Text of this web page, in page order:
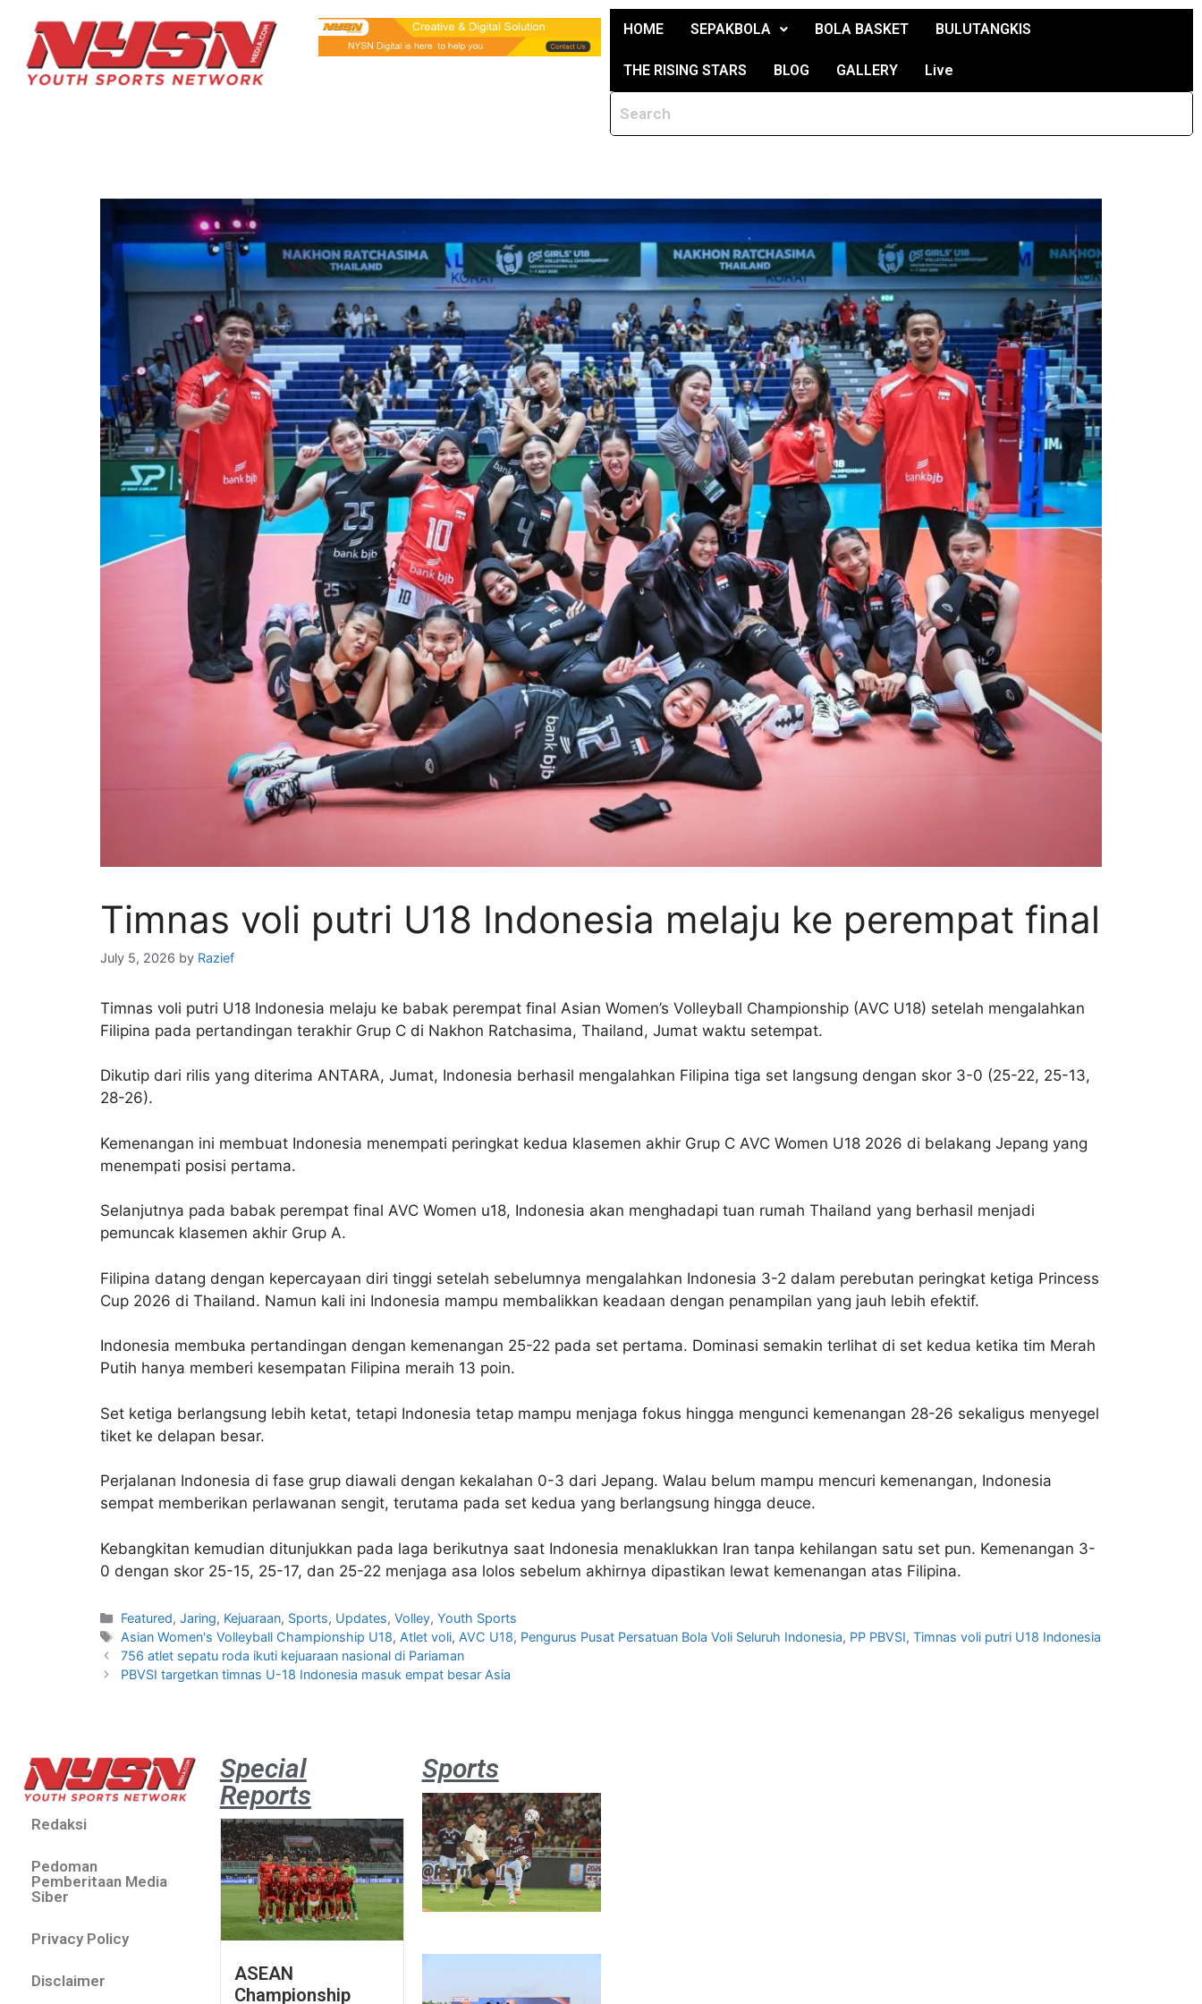
HOME SEPAKBOLA BOLA BASKET BULUTANGKIS
THE RISING STARS BLOG GALLERY Live
Timnas voli putri U18 Indonesia melaju ke perempat final
July 5, 2026 by Razief
Timnas voli putri U18 Indonesia melaju ke babak perempat final Asian Women’s Volleyball Championship (AVC U18) setelah mengalahkan
Filipina pada pertandingan terakhir Grup C di Nakhon Ratchasima, Thailand, Jumat waktu setempat.
Dikutip dari rilis yang diterima ANTARA, Jumat, Indonesia berhasil mengalahkan Filipina tiga set langsung dengan skor 3-0 (25-22, 25-13,
28-26).
Kemenangan ini membuat Indonesia menempati peringkat kedua klasemen akhir Grup C AVC Women U18 2026 di belakang Jepang yang
menempati posisi pertama.
Selanjutnya pada babak perempat final AVC Women u18, Indonesia akan menghadapi tuan rumah Thailand yang berhasil menjadi
pemuncak klasemen akhir Grup A.
Filipina datang dengan kepercayaan diri tinggi setelah sebelumnya mengalahkan Indonesia 3-2 dalam perebutan peringkat ketiga Princess
Cup 2026 di Thailand. Namun kali ini Indonesia mampu membalikkan keadaan dengan penampilan yang jauh lebih efektif.
Indonesia membuka pertandingan dengan kemenangan 25-22 pada set pertama. Dominasi semakin terlihat di set kedua ketika tim Merah
Putih hanya memberi kesempatan Filipina meraih 13 poin.
Set ketiga berlangsung lebih ketat, tetapi Indonesia tetap mampu menjaga fokus hingga mengunci kemenangan 28-26 sekaligus menyegel
tiket ke delapan besar.
Perjalanan Indonesia di fase grup diawali dengan kekalahan 0-3 dari Jepang. Walau belum mampu mencuri kemenangan, Indonesia
sempat memberikan perlawanan sengit, terutama pada set kedua yang berlangsung hingga deuce.
Kebangkitan kemudian ditunjukkan pada laga berikutnya saat Indonesia menaklukkan Iran tanpa kehilangan satu set pun. Kemenangan 3-
0 dengan skor 25-15, 25-17, dan 25-22 menjaga asa lolos sebelum akhirnya dipastikan lewat kemenangan atas Filipina.
Featured,Jaring, Kejuaraan, Sports, Updates,Volley,Youth Sports
Asian Women's Volleyball Championship U18, Atlet voli, AVC U18, Pengurus Pusat Persatuan Bola Voli Seluruh Indonesia, PP PBVSI,Timnas voli putri U18 Indonesia
756 atlet sepatu roda ikuti kejuaraan nasional di Pariaman
PBVSI targetkan timnas U-18 Indonesia masuk empat besar Asia
Redaksi
Pedoman
Pemberitaan Media
Siber
Privacy Policy
Disclaimer
Special
Reports
ASEAN
Championship
Sports